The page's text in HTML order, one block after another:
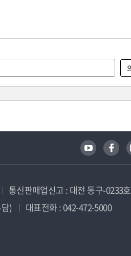
통신판매업신고 : 대전 동구-0233호
)
대표전화 : 042-472-5000